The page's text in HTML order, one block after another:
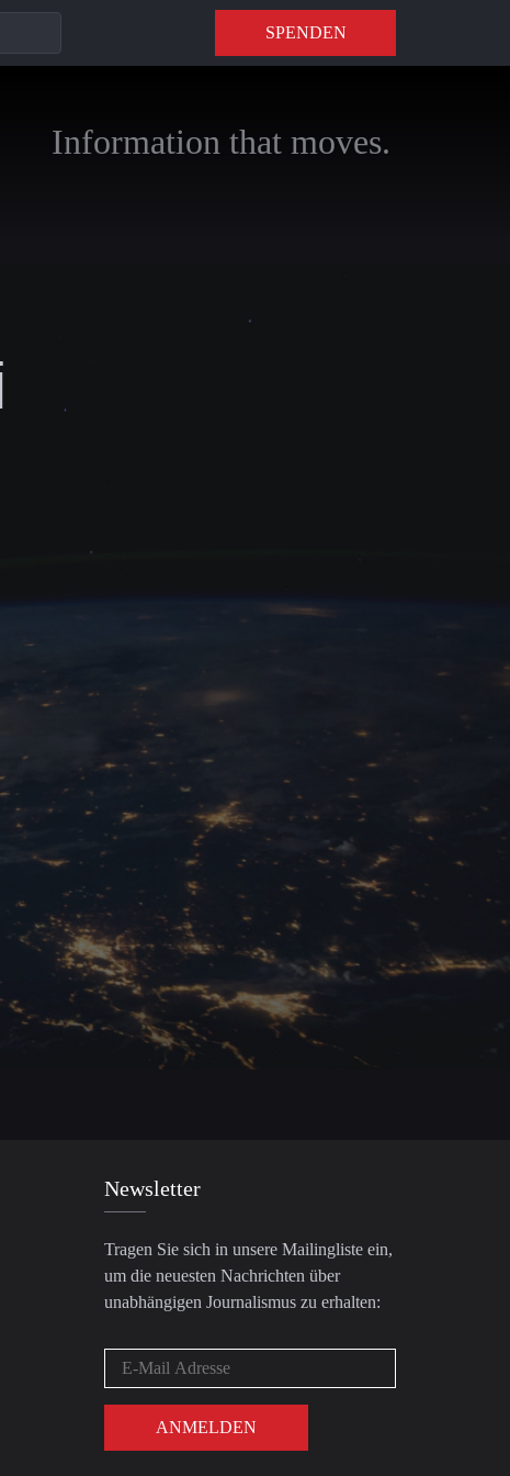
SPENDEN
Information that moves.
stellt sich Ankara plötzlich
Newsletter
Tragen Sie sich in unsere Mailingliste ein,
um die neuesten Nachrichten über
unabhängigen Journalismus zu erhalten: